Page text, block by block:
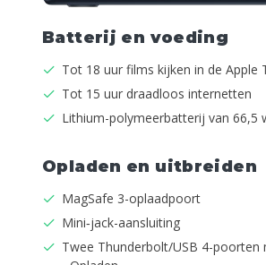
Batterij en voeding
Tot 18 uur films kijken in de Apple
Tot 15 uur draadloos internetten
Lithium-polymeer­batterij van 66,5
Opladen en uitbreiden
MagSafe 3-oplaadpoort
Mini‑jack-aansluiting
Twee Thunderbolt/USB 4-